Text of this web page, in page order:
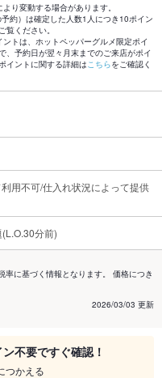
り変動する場合があります。
約）は確定した人数1人につき10ポイン
覧ください。
トは、ホットペッパーグルメ限定ポイ
、予約日が翌々月末までのご来店がポイ
イントに関する詳細はこちらをご確認く
用不可/仕入れ状況によって提供
(L.O.30分前)
に基づく情報となります。 価格につき
2026/03/03 更新
不要ですぐ確認！
つかえる